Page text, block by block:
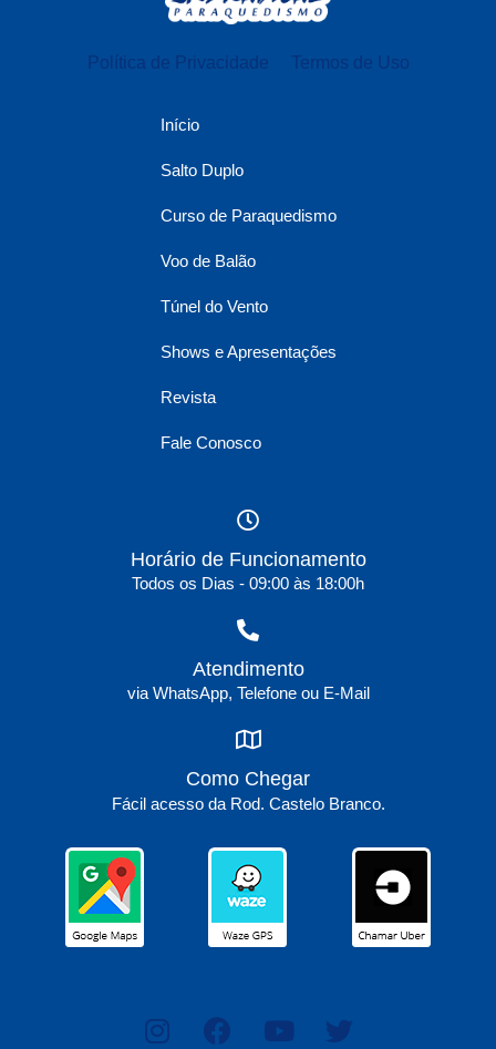
Política de Privacidade Termos de Uso
Início
Salto Duplo
Curso de Paraquedismo
Voo de Balão
Túnel do Vento
Shows e Apresentações
Revista
Fale Conosco
Horário de Funcionamento
Todos os Dias - 09:00 às 18:00h
Atendimento
via WhatsApp, Telefone ou E-Mail
Como Chegar
Fácil acesso da Rod. Castelo Branco.